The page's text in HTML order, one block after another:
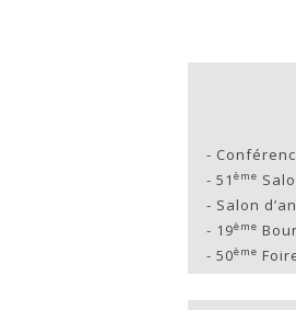
-
- 51 ème
- Salon
- 19ème
- 50ème